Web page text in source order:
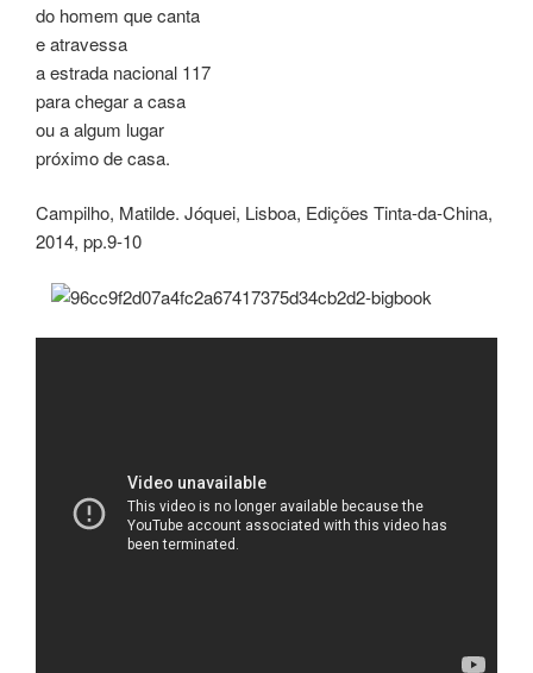
do homem que canta
e atravessa
a estrada nacional 117
para chegar a casa
ou a algum lugar
próximo de casa.
Campilho, Matilde. Jóquei, Lisboa, Edições Tinta-da-China,
2014, pp.9-10